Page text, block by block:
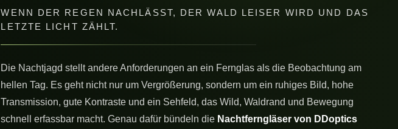
WENN DER REGEN NACHLÄSST, DER WALD LEISER WIRD UND DAS
LETZTE LICHT ZÄHLT.
Die Nachtjagd stellt andere Anforderungen an ein Fernglas als die Beobachtung am
hellen Tag. Es geht nicht nur um Vergrößerung, sondern um ein ruhiges Bild, hohe
Transmission, gute Kontraste und ein Sehfeld, das Wild, Waldrand und Bewegung
schnell erfassbar macht. Genau dafür bündeln die Nachtferngläser von DDoptics